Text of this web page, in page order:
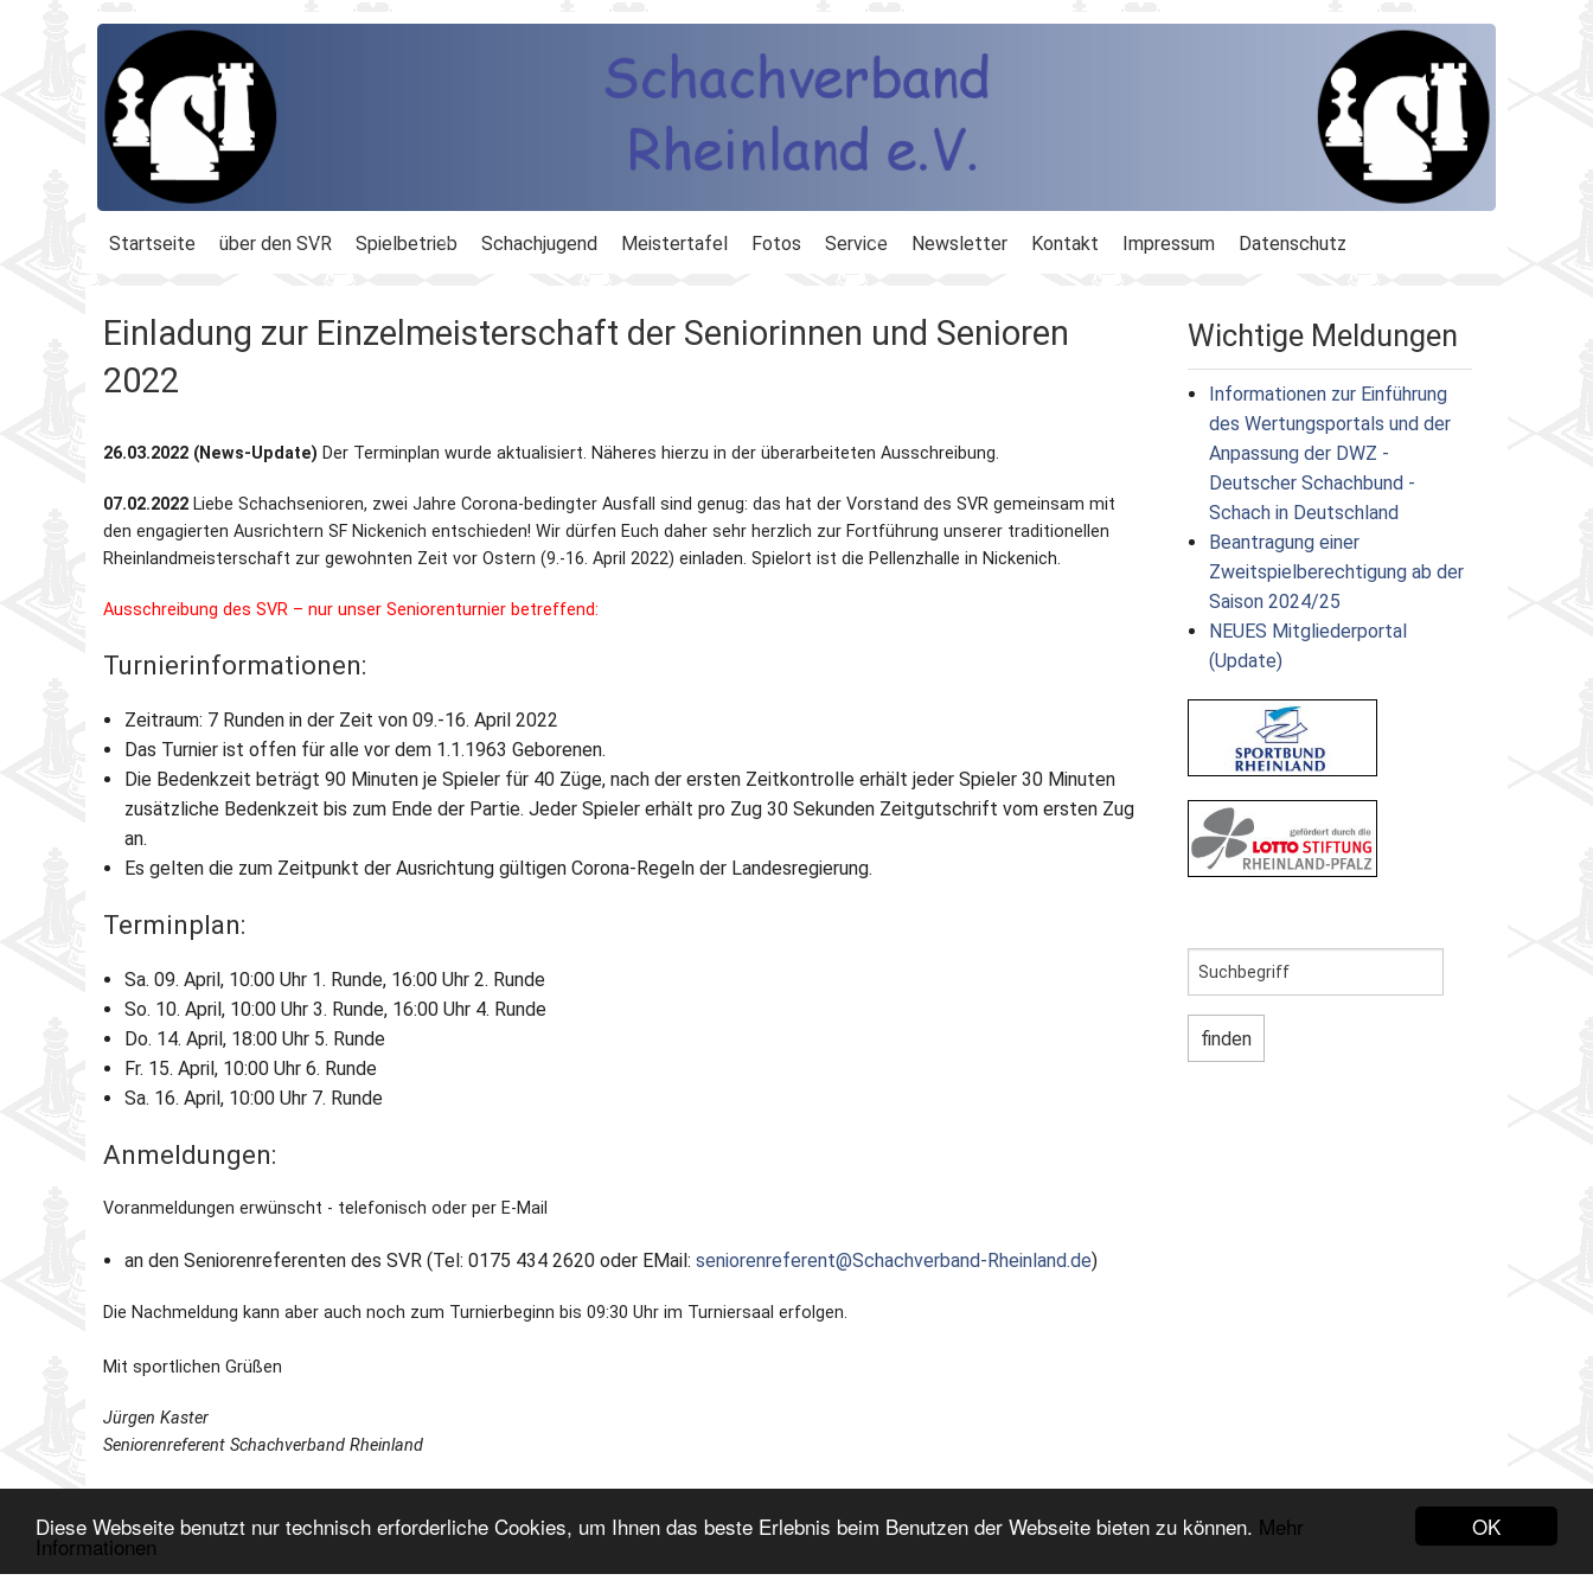
OK
Diese Webseite benutzt nur technisch erforderliche Cookies, um Ihnen das beste Erlebnis beim Benutzen der Webseite bieten zu können. Mehr
Informationen
Startseite über den SVR
Ehrenmitglieder
Schachbezirke
Protokolle
Spielbetrieb
Einzel-M.
Schachjugend Meistertafel Fotos Service
Formulare
Newsletter Kontakt Impressum Datenschutz
Einladung zur Einzelmeisterschaft der Seniorinnen und Senioren
2022
26.03.2022 (News-Update) Der Terminplan wurde aktualisiert. Näheres hierzu in der überarbeiteten Ausschreibung.
07.02.2022 Liebe Schachsenioren, zwei Jahre Corona-bedingter Ausfall sind genug: das hat der Vorstand des SVR gemeinsam mit
den engagierten Ausrichtern SF Nickenich entschieden! Wir dürfen Euch daher sehr herzlich zur Fortführung unserer traditionellen
Rheinlandmeisterschaft zur gewohnten Zeit vor Ostern (9.-16. April 2022) einladen. Spielort ist die Pellenzhalle in Nickenich.
Ausschreibung des SVR – nur unser Seniorenturnier betreffend:
Turnierinformationen:
Zeitraum: 7 Runden in der Zeit von 09.-16. April 2022
Das Turnier ist offen für alle vor dem 1.1.1963 Geborenen.
Die Bedenkzeit beträgt 90 Minuten je Spieler für 40 Züge, nach der ersten Zeitkontrolle erhält jeder Spieler 30 Minuten
zusätzliche Bedenkzeit bis zum Ende der Partie. Jeder Spieler erhält pro Zug 30 Sekunden Zeitgutschrift vom ersten Zug
an.
Es gelten die zum Zeitpunkt der Ausrichtung gültigen Corona-Regeln der Landesregierung.
Terminplan:
Sa. 09. April, 10:00 Uhr 1. Runde, 16:00 Uhr 2. Runde
So. 10. April, 10:00 Uhr 3. Runde, 16:00 Uhr 4. Runde
Do. 14. April, 18:00 Uhr 5. Runde
Fr. 15. April, 10:00 Uhr 6. Runde
Sa. 16. April, 10:00 Uhr 7. Runde
Anmeldungen:
Voranmeldungen erwünscht - telefonisch oder per E-Mail
an den Seniorenreferenten des SVR (Tel: 0175 434 2620 oder EMail: seniorenreferent@Schachverband-Rheinland.de)
Die Nachmeldung kann aber auch noch zum Turnierbeginn bis 09:30 Uhr im Turniersaal erfolgen.
Mit sportlichen Grüßen
Jürgen Kaster
Seniorenreferent Schachverband Rheinland
Wichtige Meldungen
Informationen zur Einführung
des Wertungsportals und der
Anpassung der DWZ -
Deutscher Schachbund -
Schach in Deutschland
Beantragung einer
Zweitspielberechtigung ab der
Saison 2024/25
NEUES Mitgliederportal
(Update)